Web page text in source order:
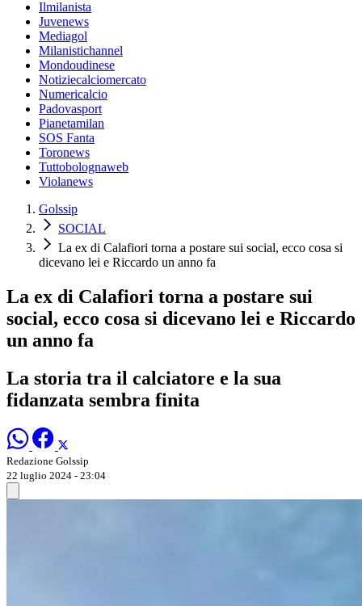
Ilmilanista
Juvenews
Mediagol
Milanistichannel
Mondoudinese
Notiziecalciomercato
Numericalcio
Padovasport
Pianetamilan
SOS Fanta
Toronews
Tuttobolognaweb
Violanews
Golssip
SOCIAL
La ex di Calafiori torna a postare sui social, ecco cosa si
dicevano lei e Riccardo un anno fa
La ex di Calafiori torna a postare sui
social, ecco cosa si dicevano lei e Riccardo
un anno fa
La storia tra il calciatore e la sua
fidanzata sembra finita
Redazione Golssip
22 luglio 2024 - 23:04